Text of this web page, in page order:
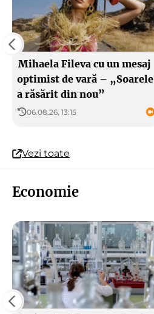
Mihaela Fileva cu un mesaj
optimist de vară – „Soarele
a răsărit din nou”
06.08.26, 13:15
Vezi toate
Economie